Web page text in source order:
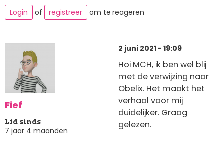
Login of registreer om te reageren
Fief
Lid sinds
7 jaar 4 maanden
2 juni 2021 - 19:09
Hoi MCH, ik ben wel blij
met de verwijzing naar
Obelix. Het maakt het
verhaal voor mij
duidelijker. Graag
gelezen.